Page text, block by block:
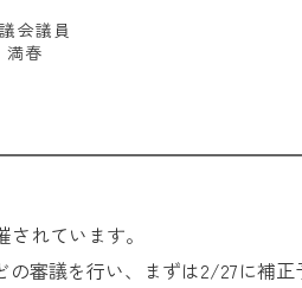
会議員
満春
れています。
審議を行い、まずは2/27に補正